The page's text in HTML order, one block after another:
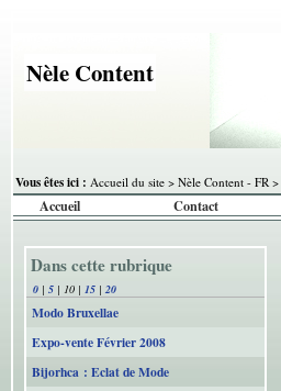
Nèle Content
Vous êtes ici : Accueil du site > Nèle Content - FR >
Accueil Contact
Dans cette rubrique
0 | 5 | 10 | 15 | 20
Modo Bruxellae
Expo-vente Février 2008
Bijorhca : Eclat de Mode